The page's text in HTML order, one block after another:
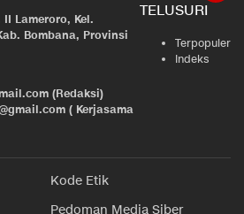
Lameroro, Kel.
Bombana, Provinsi
(Redaksi)
( Kerjasama
TELUSURI
Terpopuler
Indeks
Kode Etik
Pedoman Media Siber